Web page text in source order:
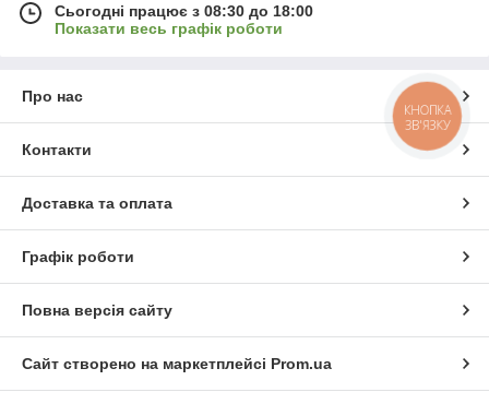
Сьогодні працює з 08:30 до 18:00
Показати весь графік роботи
Про нас
Контакти
Доставка та оплата
Графік роботи
Повна версія сайту
Сайт створено на маркетплейсі Prom.ua
КНОПКА
ЗВ'ЯЗКУ